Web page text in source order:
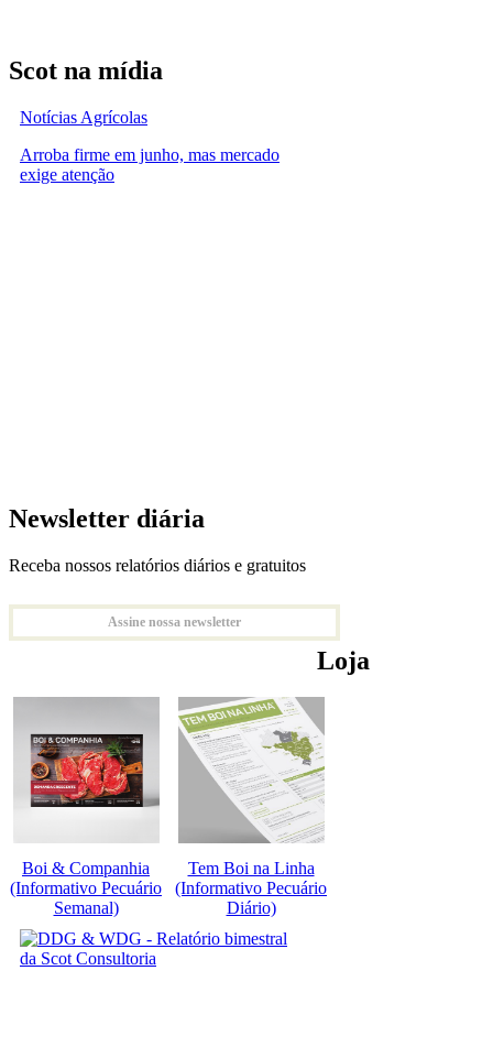
Scot na mídia
Notícias Agrícolas
Arroba firme em junho, mas mercado
exige atenção
Newsletter diária
Receba nossos relatórios diários e gratuitos
Assine nossa newsletter
Loja
Boi & Companhia
(Informativo Pecuário
Semanal)
Tem Boi na Linha
(Informativo Pecuário
Diário)